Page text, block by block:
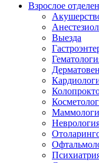
Взрослое
Выезда